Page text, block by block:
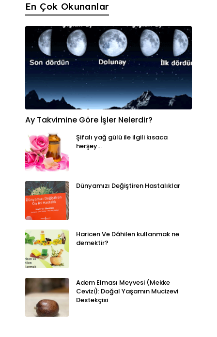
En Çok Okunanlar
Ay Takvimine Göre İşler Nelerdir?
Şifalı yağ gülü ile ilgili kısaca
herşey...
Dünyamızı Değiştiren Hastalıklar
Haricen Ve Dâhilen kullanmak ne
demektir?
Adem Elması Meyvesi (Mekke
Cevizi): Doğal Yaşamın Mucizevi
Destekçisi